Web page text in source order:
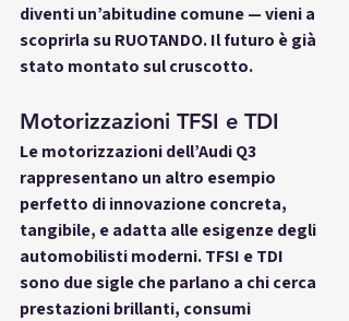
diventi un’abitudine comune — vieni a
scoprirla su RUOTANDO. Il futuro è già
stato montato sul cruscotto.
Motorizzazioni TFSI e TDI
Le motorizzazioni dell’Audi Q3
rappresentano un altro esempio
perfetto di innovazione concreta,
tangibile, e adatta alle esigenze degli
automobilisti moderni. TFSI e TDI
sono due sigle che parlano a chi cerca
prestazioni brillanti, consumi